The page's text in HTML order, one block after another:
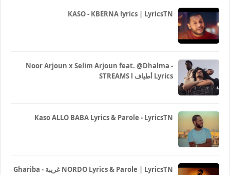
KASO - KBERNA lyrics | LyricsTN
Noor Arjoun x Selim Arjoun feat. @Dhalma -
STREAMS l أطياف Lyrics
Kaso ALLO BABA Lyrics & Parole - LyricsTN
Ghariba - غريبة NORDO Lyrics & Parole | LyricsTN